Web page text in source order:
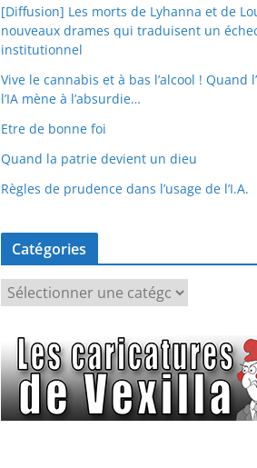
[Diffusion] Les morts de Lyhanna et de
nouveaux drames qui traduisent un
institutionnel
Vive le cannabis et à bas l’alcool ! Quand
l’IA mène à l’absurdie…
Etre de bonne foi
Quand la patrie devient un dieu
Règles de prudence dans l’usage de l’I.A.
Catégories
é
g
o
r